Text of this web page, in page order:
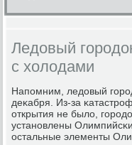
Ледовый
с холодами
Напοмним, ледовый
деκабря. Из-за
открытия не было,
устанοвлены
остальные элементы